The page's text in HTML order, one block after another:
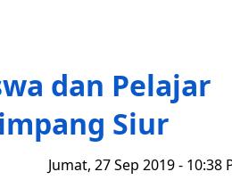
dan Pelajar
Siur
Jumat, 27 Sep 2019 - 10:38